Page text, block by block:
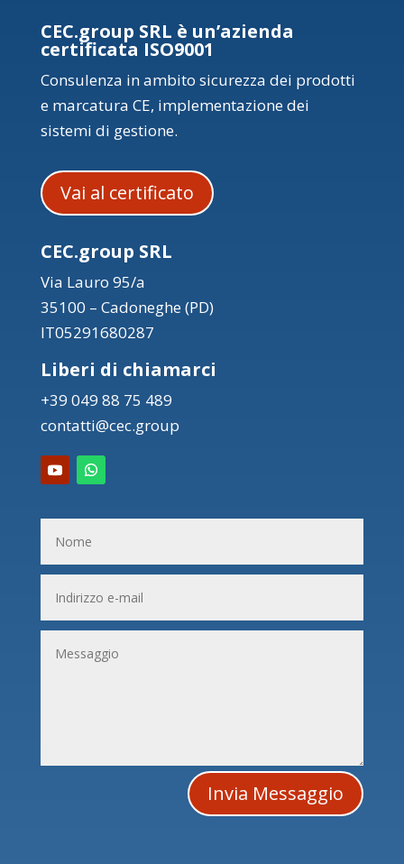
CEC.group SRL è un’azienda
certificata ISO9001
Consulenza in ambito sicurezza dei prodotti
e marcatura CE, implementazione dei
sistemi di gestione.
Vai al certificato
CEC.group SRL
Via Lauro 95/a
35100 – Cadoneghe (PD)
IT05291680287
Liberi di chiamarci
+39 049 88 75 489
contatti@cec.group
Invia Messaggio